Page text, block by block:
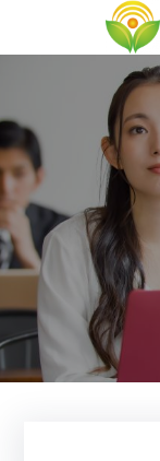
容
ス
キ
ッ
プ